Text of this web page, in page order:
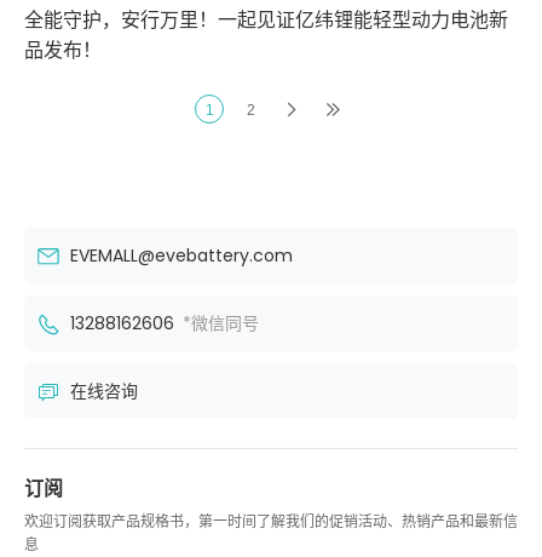
全能守护，安行万里！一起见证亿纬锂能轻型动力电池新
品发布！
1 2
EVEMALL@evebattery.com
13288162606 *微信同号
在线咨询
订阅
欢迎订阅获取产品规格书，第一时间了解我们的促销活动、热销产品和最新信
息